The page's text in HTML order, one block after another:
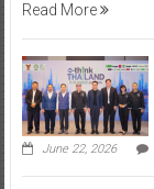
Read More
June 22, 2026